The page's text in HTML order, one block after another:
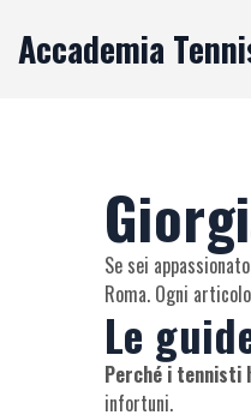
Accademia
Se sei
Roma. Ogni
Le
Perché i tennisti
infortuni.